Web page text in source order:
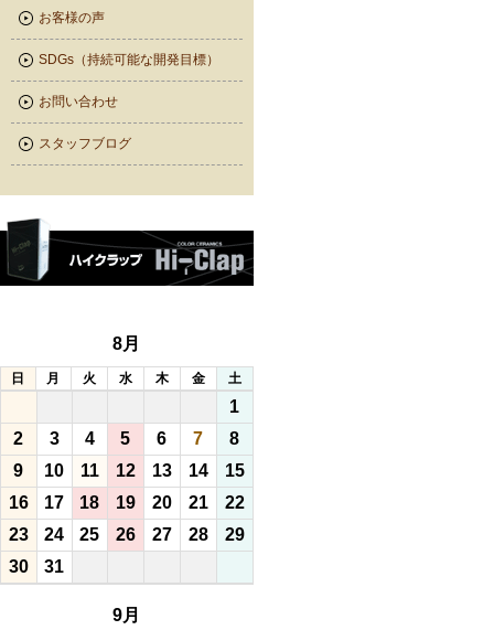
お客様の声
SDGs（持続可能な開発目標）
お問い合わせ
スタッフブログ
8月
日 月 火 水 木 金 土
1
2
3 4 5 6 7
8
9
10 11 12 13 14
15
16
17 18 19 20 21
22
23
24 25 26 27 28
29
30
31
9月